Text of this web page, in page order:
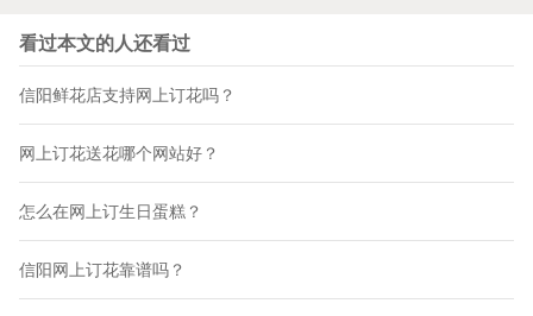
看过本文的人还看过
信阳鲜花店支持网上订花吗？
网上订花送花哪个网站好？
怎么在网上订生日蛋糕？
信阳网上订花靠谱吗？